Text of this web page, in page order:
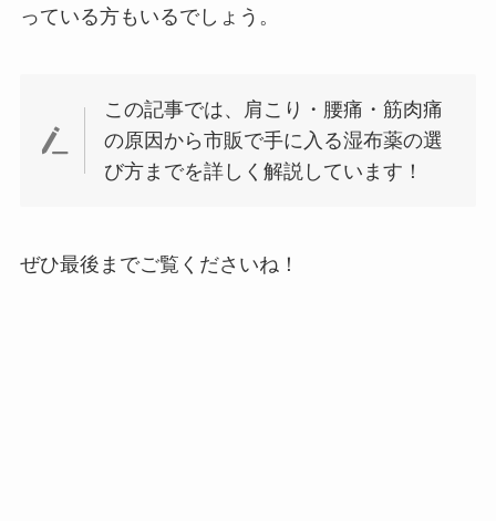
っている方もいるでしょう。
この記事では、肩こり・腰痛・筋肉痛
の原因から市販で手に入る湿布薬の選
び方までを詳しく解説しています！
ぜひ最後までご覧くださいね！